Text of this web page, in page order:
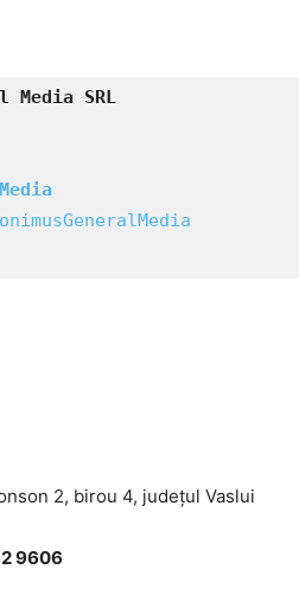
2, birou 4, județul Vaslui
9606